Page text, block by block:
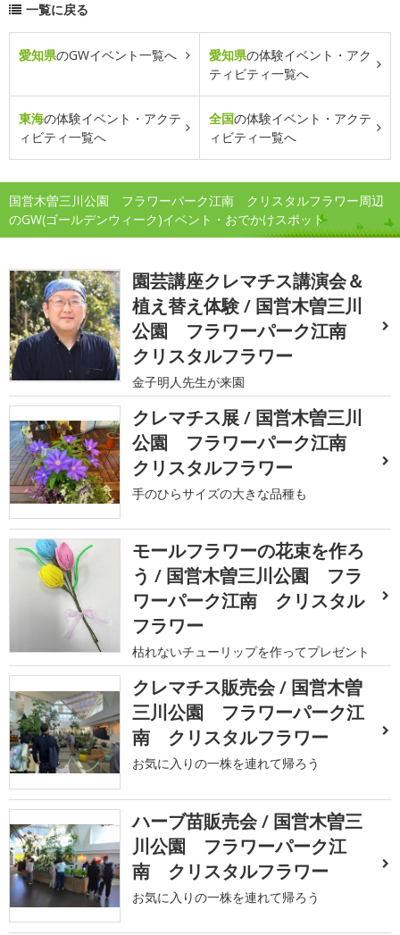
一覧に戻る
愛知県のGWイベント一覧へ 愛知県の体験イベント・アク
ティビティ一覧へ
東海の体験イベント・アクテ
ィビティ一覧へ
全国の体験イベント・アクテ
ィビティ一覧へ
国営木曽三川公園 フラワーパーク江南 クリスタルフラワー周辺
のGW(ゴールデンウィーク)イベント・おでかけスポット
園芸講座クレマチス講演会＆
植え替え体験 / 国営木曽三川
公園 フラワーパーク江南
クリスタルフラワー
金子明人先生が来園
クレマチス展 / 国営木曽三川
公園 フラワーパーク江南
クリスタルフラワー
手のひらサイズの大きな品種も
モールフラワーの花束を作ろ
う / 国営木曽三川公園 フラ
ワーパーク江南 クリスタル
フラワー
枯れないチューリップを作ってプレゼント
クレマチス販売会 / 国営木曽
三川公園 フラワーパーク江
南 クリスタルフラワー
お気に入りの一株を連れて帰ろう
ハーブ苗販売会 / 国営木曽三
川公園 フラワーパーク江
南 クリスタルフラワー
お気に入りの一株を連れて帰ろう